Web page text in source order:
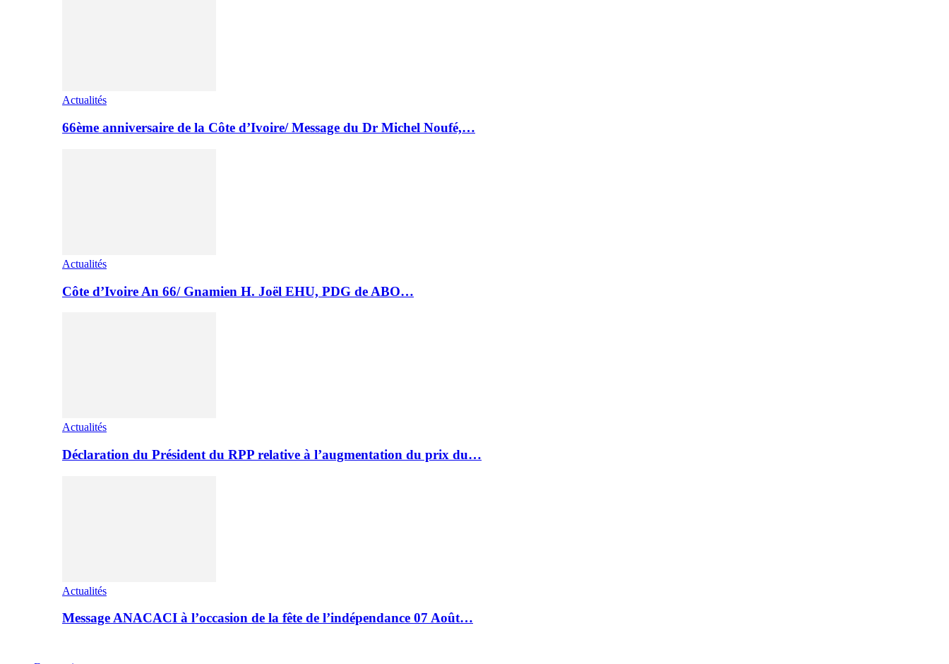
Actualités
66ème anniversaire de la Côte d’Ivoire/ Message du Dr Michel Noufé,…
Actualités
Côte d’Ivoire An 66/ Gnamien H. Joël EHU, PDG de ABO…
Actualités
Déclaration du Président du RPP relative à l’augmentation du prix du…
Actualités
Message ANACACI à l’occasion de la fête de l’indépendance 07 Août…